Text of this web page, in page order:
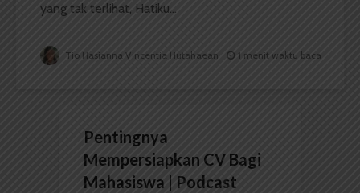
yang tak terlihat, Hatiku...
Tio Hasianna Vincentia Hutahaean 1 menit waktu baca
Pentingnya
Mempersiapkan CV Bagi
Mahasiswa | Podcast